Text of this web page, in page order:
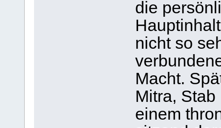
die
nicht so
Macht.
Mitra,
einem